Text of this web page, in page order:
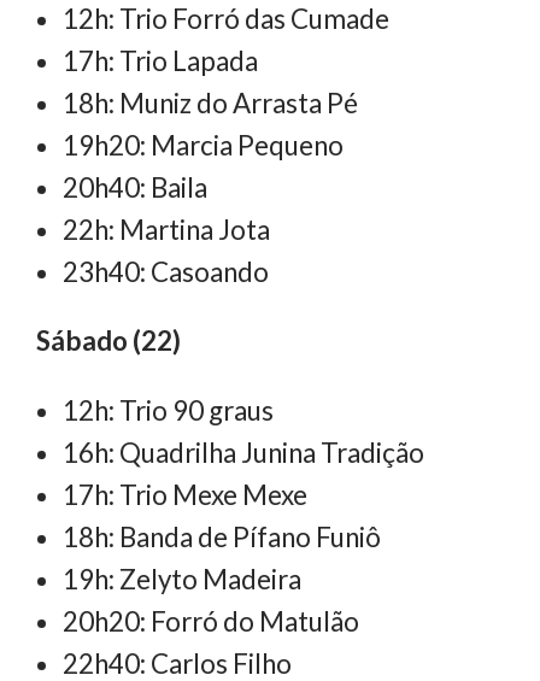
12h: Trio Forró das Cumade
17h: Trio Lapada
18h: Muniz do Arrasta Pé
19h20: Marcia Pequeno
20h40: Baila
22h: Martina Jota
23h40: Casoando
Sábado (22)
12h: Trio 90 graus
16h: Quadrilha Junina Tradição
17h: Trio Mexe Mexe
18h: Banda de Pífano Funiô
19h: Zelyto Madeira
20h20: Forró do Matulão
22h40: Carlos Filho